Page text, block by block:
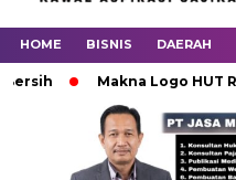
HOME BISNIS DAERAH
Makna Logo HUT RI